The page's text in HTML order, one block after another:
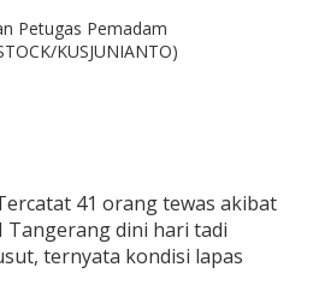
Petugas Pemadam
KUSJUNIANTO)
41 orang tewas akibat
Tangerang dini hari tadi
ternyata kondisi lapas